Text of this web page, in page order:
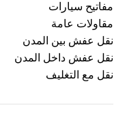
مفاتيح سيارات
مقاولات عامة
نقل عفش بين المدن
نقل عفش داخل المدن
نقل مع التغليف